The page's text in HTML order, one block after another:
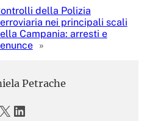
della Polizia
nei principali scali
Campania: arresti e
»
Petrache
X LinkedIn